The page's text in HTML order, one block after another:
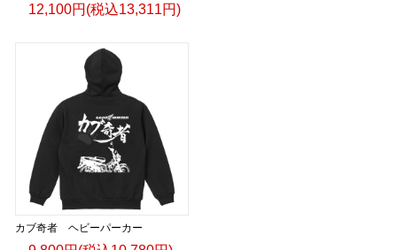
12,100円(税込13,311円)
カブ奇者 ヘビーパーカー